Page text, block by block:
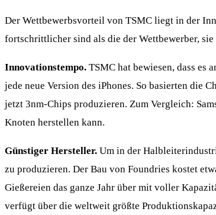
Der Wettbewerbsvorteil von TSMC liegt in der
fortschrittlicher sind als die der Wettbewerber,
Innovationstempo. TSMC hat bewiesen, dass
jede neue Version des iPhones. So basierten die
jetzt 3nm-Chips produzieren. Zum Vergleich:
Knoten herstellen kann.
Günstiger Hersteller. Um in der
zu produzieren. Der Bau von Foundries kostet
Gießereien das ganze Jahr über mit voller
verfügt über die weltweit größte